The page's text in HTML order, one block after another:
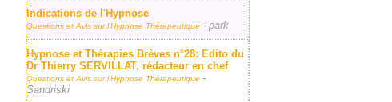
Indications de l'Hypnose
Questions et Avis sur l'Hypnose Thérapeutique - park
Hypnose et Thérapies Brèves n°28: Edito du
Dr Thierry SERVILLAT, rédacteur en chef
Questions et Avis sur l'Hypnose Thérapeutique -
Sandriski